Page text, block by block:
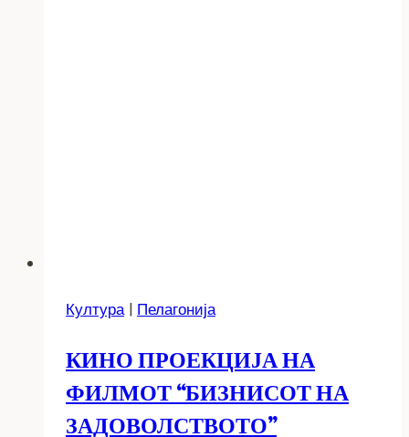
Култура| Пелагонија
КИНО ПРОЕКЦИЈА НА
ФИЛМОТ “БИЗНИСОТ НА
ЗАДОВОЛСТВОТО”